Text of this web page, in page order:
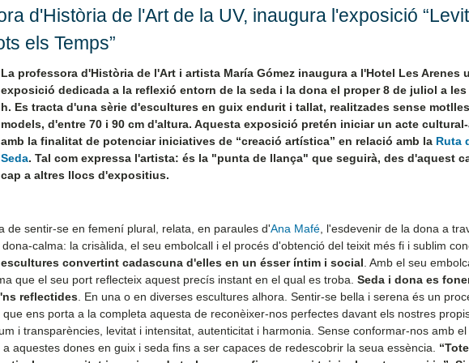
d'Història de l'Art de la UV, inaugura l'exposició
els Temps”
La professora d'Història de l'Art i artista María Gómez inaugura a l'Hotel Les Arenes
exposició dedicada a la reflexió entorn de la seda i la dona el proper 8 de juliol a les
h. Es tracta d'una sèrie d'escultures en guix endurit i tallat, realitzades sense
models, d'entre 70 i 90 cm d'altura. Aquesta exposició pretén iniciar un acte
amb la finalitat de potenciar iniciatives de “creació artística” en relació amb la Ruta
Seda. Tal com expressa l'artista: és la "punta de llança" que seguirà, des d'aquest
cap a altres llocs d'expositius.
de sentir-se en femení plural, relata, en paraules d'Ana Mafé , l'esdevenir de la dona a
calma: la crisàlida, el seu embolcall i el procés d'obtenció del teixit més fi i sublim
convertint cadascuna d'elles en un ésser íntim i social . Amb el seu
que el seu port reflecteix aquest precís instant en el qual es troba.Seda i dona es
reflectides . En una o en diverses escultures alhora. Sentir-se bella i serena és un
ens porta a la completa aquesta de reconèixer-nos perfectes davant els nostres
i transparències, levitat i intensitat, autenticitat i harmonia. Sense conformar-nos amb
aquestes dones en guix i seda fins a ser capaces de redescobrir la seua essència.